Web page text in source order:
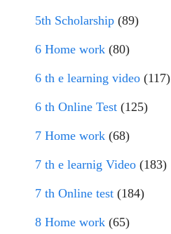
5th Scholarship (89)
6 Home work (80)
6 th e learning video (117)
6 th Online Test (125)
7 Home work (68)
7 th e learnig Video (183)
7 th Online test (184)
8 Home work (65)